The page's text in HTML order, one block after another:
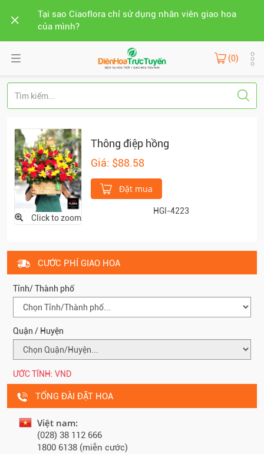
Tại sao Ciaoflora chỉ sử dụng nhân viên giao hoa
của mình?
(0)
Click to zoom
Thông điệp hồng
Giá: $88.58
Đặt mua
HGI-4223
CƯỚC PHÍ GIAO HOA
Tỉnh/ Thành phố
Quận / Huyện
ƯỚC TÍNH: VND
TỔNG ĐÀI ĐẶT HOA
Việt nam:
(028) 38 112 666
1800 6138 (miễn cước)